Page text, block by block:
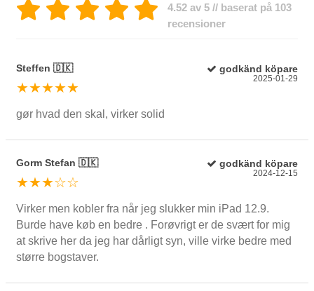
4.52 av 5 // baserat på 103
recensioner
Steffen 🇩🇰 godkänd köpare
★★★★★
2025-01-29
gør hvad den skal, virker solid
Gorm Stefan 🇩🇰 godkänd köpare
★★★☆☆
2024-12-15
Virker men kobler fra når jeg slukker min iPad 12.9.
Burde have køb en bedre . Forøvrigt er de svært for mig
at skrive her da jeg har dårligt syn, ville virke bedre med
større bogstaver.